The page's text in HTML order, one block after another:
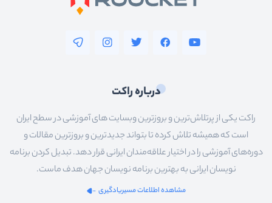
درباره راکت
راکت یکی از پرتلاش‌ترین و بروزترین وبسایت های آموزشی در سطح ایران
است که همیشه تلاش کرده تا بتواند جدیدترین و بروزترین مقالات و
دوره‌های آموزشی را در اختیار علاقه‌مندان ایرانی قرار دهد. تبدیل کردن برنامه
نویسان ایرانی به بهترین برنامه نویسان جهان هدف ماست.
مشاهده اطلاعات مسیریادگیری